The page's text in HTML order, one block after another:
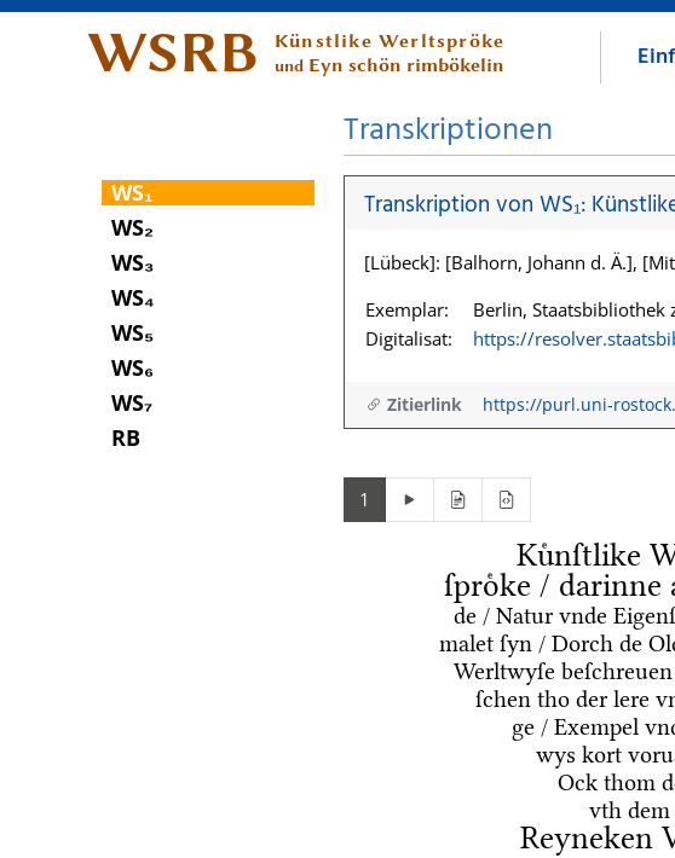
WSRB Künstlike Werltspröke
und Eyn schön rimbökelin
WS₁
WS₂
WS₃
WS₄
WS₅
WS₆
WS₇
RB
Transkriptionen
Transkription von WS₁:
[Lübeck]: [Balhorn, Johann d. Ä.],
Exemplar:
Berlin, Staatsbibliothek
Digitalisat:
https://
Zitierlink https://purl.uni-
1
Kuͤnſtlike
ſproͤke / darinne
de / Natur vnde
malet ſyn / Dorch de
Werltwyſe
ſchen tho der lere
ge / Exempel
wys kort
Ock thom
vth dem
Reyneken